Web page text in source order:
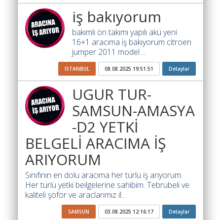
Arayanlar
arayanlar
olup
arayanlar
Aracına
arayanlar
Katsayısı
iş bakıyorum
bakımlı ön takımı yapılı akü yeni
16+1 aracıma iş bakıyorum citroen
jumper 2011 model ...
ISTANBUL 08.08.2025 19:51:51 Detaylar
UGUR TUR-
SAMSUN-AMASYA
-D2 YETKİ
BELGELİ ARACIMA İŞ
ARIYORUM
Sınıfının en dolu aracıma her türlü iş arıyorum.
Her türlü yetki beilgelerine sahibim. Tebrübeli ve
kaliteli şöför ve araclarımız il...
SAMSUN 03.08.2025 12:16:17 Detaylar